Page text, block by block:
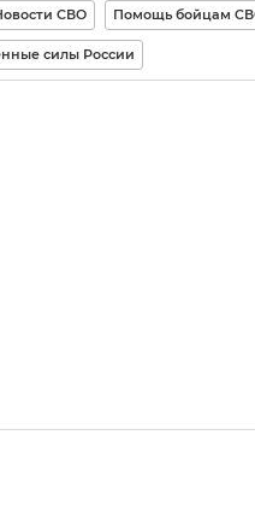
СВО Помощь бойцам
силы России